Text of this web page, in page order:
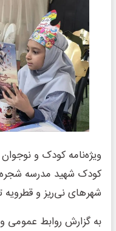
کودک شهید مدرسه شجره
شهرهای نی‌ریز و قطرویه
‌به گزارش روابط عمومی و